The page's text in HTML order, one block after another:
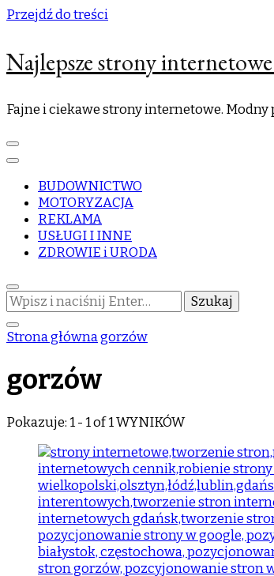
Przejdź do treści
Najlepsze strony
Fajne i ciekawe strony internetowe.
BUDOWNICTWO
MOTORYZACJA
REKLAMA
USŁUGI I INNE
ZDROWIE i URODA
Szukasz
czegoś?
Strona głównagorzów
gorzów
Pokazuje: 1 - 1 of 1 WYNIKÓW